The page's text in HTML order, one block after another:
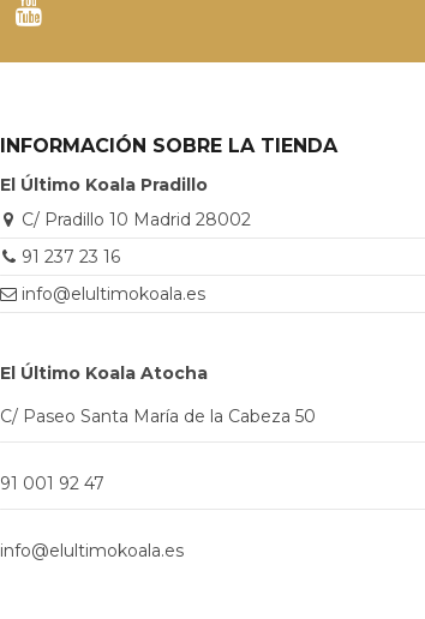
INFORMACIÓN SOBRE LA TIENDA
El Último Koala Pradillo
C/ Pradillo 10 Madrid 28002
91 237 23 16
info@elultimokoala.es
El Último Koala Atocha
C/ Paseo Santa María de la Cabeza 50
91 001 92 47
info@elultimokoala.es